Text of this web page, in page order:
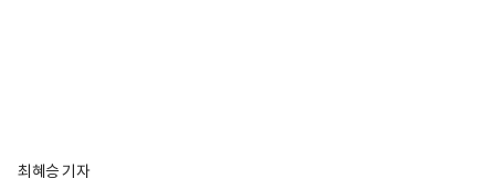
최혜승 기자